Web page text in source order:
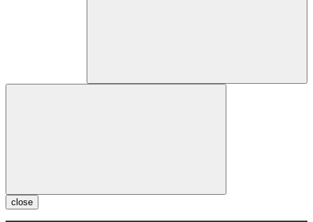
close